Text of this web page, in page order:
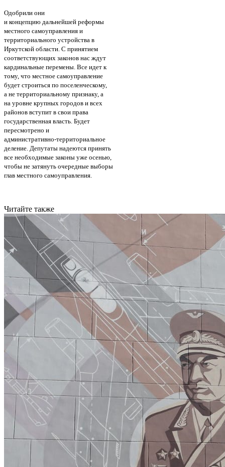
Одобрили они
и концепцию дальнейшей реформы
местного самоуправления и
территориального устройства в
Иркутской области. С принятием
соответствующих законов нас ждут
кардинальные перемены. Все идет к
тому, что местное самоуправление
будет строиться по поселенческому,
а не территориальному признаку, а
на уровне крупных городов и всех
районов вступит в свои права
государственная власть. Будет
пересмотрено и
административно-территориальное
деление. Депутаты надеются принять
все необходимые законы уже осенью,
чтобы не затянуть очередные выборы
глав местного самоуправления.
Читайте также